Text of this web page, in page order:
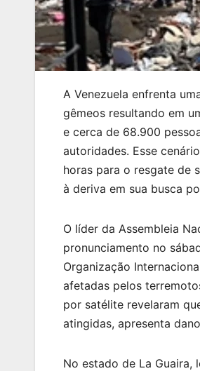
A Venezuela enfrenta
gêmeos resultando em
e cerca de 68.900
autoridades. Esse
horas para o resgate de
à deriva em sua busca
O líder da Assembleia
pronunciamento no
Organização
afetadas pelos
por satélite revelaram
atingidas, apresenta
No estado de La Guaira,